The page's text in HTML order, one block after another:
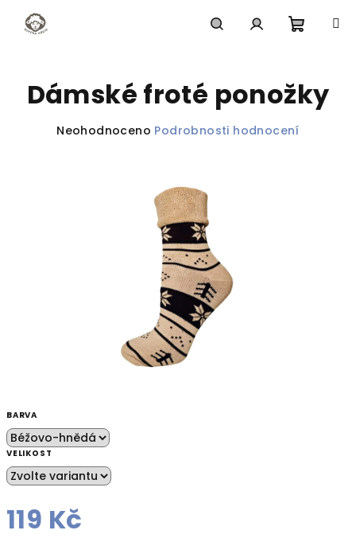
obsah
košík
BARVA
VELIKOST
119 Kč
Dámské froté ponožky
Průměrné
Neohodnoceno Podrobnosti hodnocení